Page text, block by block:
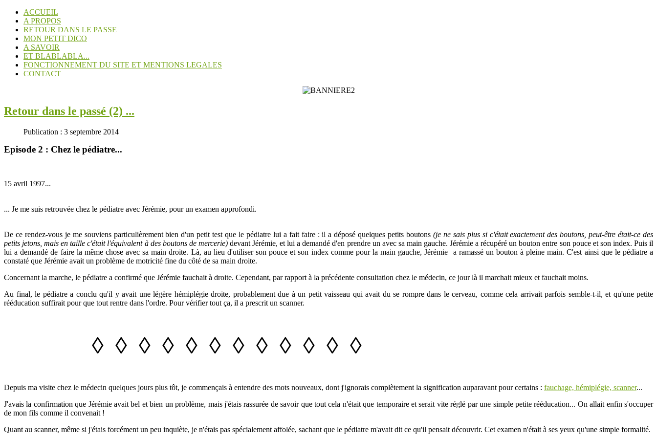
ACCUEIL
A PROPOS
RETOUR DANS LE PASSE
MON PETIT DICO
A SAVOIR
ET BLABLABLA...
FONCTIONNEMENT DU SITE ET MENTIONS LEGALES
CONTACT
Retour dans le passé (2) ...
Publication : 3 septembre 2014
Episode 2 : Chez le pédiatre...
15 avril 1997...
... Je me suis retrouvée chez le pédiatre avec Jérémie, pour un examen approfondi.
De ce rendez-vous je me souviens particulièrement bien d'un petit test que le pédiatre lui a fait faire : il a déposé quelques petits boutons (je ne sais plus si c'était exactement des boutons, peut-être était-ce des
petits jetons, mais en taille c'était l'équivalent à des boutons de mercerie)devant Jérémie, et lui a demandé d'en prendre un avec sa main gauche. Jérémie a récupéré un bouton entre son pouce et son index. Puis il
lui a demandé de faire la même chose avec sa main droite. Là, au lieu d'utiliser son pouce et son index comme pour la main gauche, Jérémie a ramassé un bouton à pleine main. C'est ainsi que le pédiatre a
constaté que Jérémie avait un problème de motricité fine du côté de sa main droite.
Concernant la marche, le pédiatre a confirmé que Jérémie fauchait à droite. Cependant, par rapport à la précédente consultation chez le médecin, ce jour là il marchait mieux et fauchait moins.
Au final, le pédiatre a conclu qu'il y avait une légère hémiplégie droite, probablement due à un petit vaisseau qui avait du se rompre dans le cerveau, comme cela arrivait parfois semble-t-il, et qu'une petite
rééducation suffirait pour que tout rentre dans l'ordre. Pour vérifier tout ça, il a prescrit un scanner.
◊ ◊ ◊ ◊ ◊ ◊ ◊ ◊ ◊ ◊ ◊ ◊
Depuis ma visite chez le médecin quelques jours plus tôt, je commençais à entendre des mots nouveaux, dont j'ignorais complètement la signification auparavant pour certains : fauchage, hémiplégie, scanner...
J'avais la confirmation que Jérémie avait bel et bien un problème, mais j'étais rassurée de savoir que tout cela n'était que temporaire et serait vite réglé par une simple petite rééducation... On allait enfin s'occuper
de mon fils comme il convenait !
Quant au scanner, même si j'étais forcément un peu inquiète, je n'étais pas spécialement affolée, sachant que le pédiatre m'avait dit ce qu'il pensait découvrir. Cet examen n'était à ses yeux qu'une simple formalité.